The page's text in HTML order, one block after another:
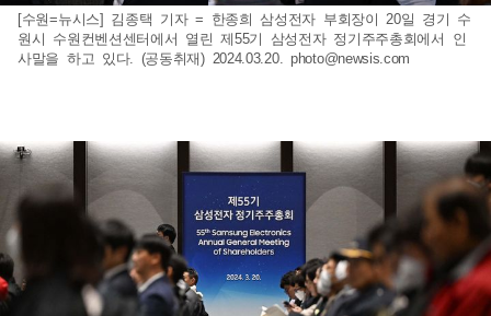
[수원=뉴시스] 김종택 기자 = 한종희 삼성전자 부회장이 20일 경기 수
원시 수원컨벤션센터에서 열린 제55기 삼성전자 정기주주총회에서 인
사말을 하고 있다. (공동취재) 2024.03.20. photo@newsis.com